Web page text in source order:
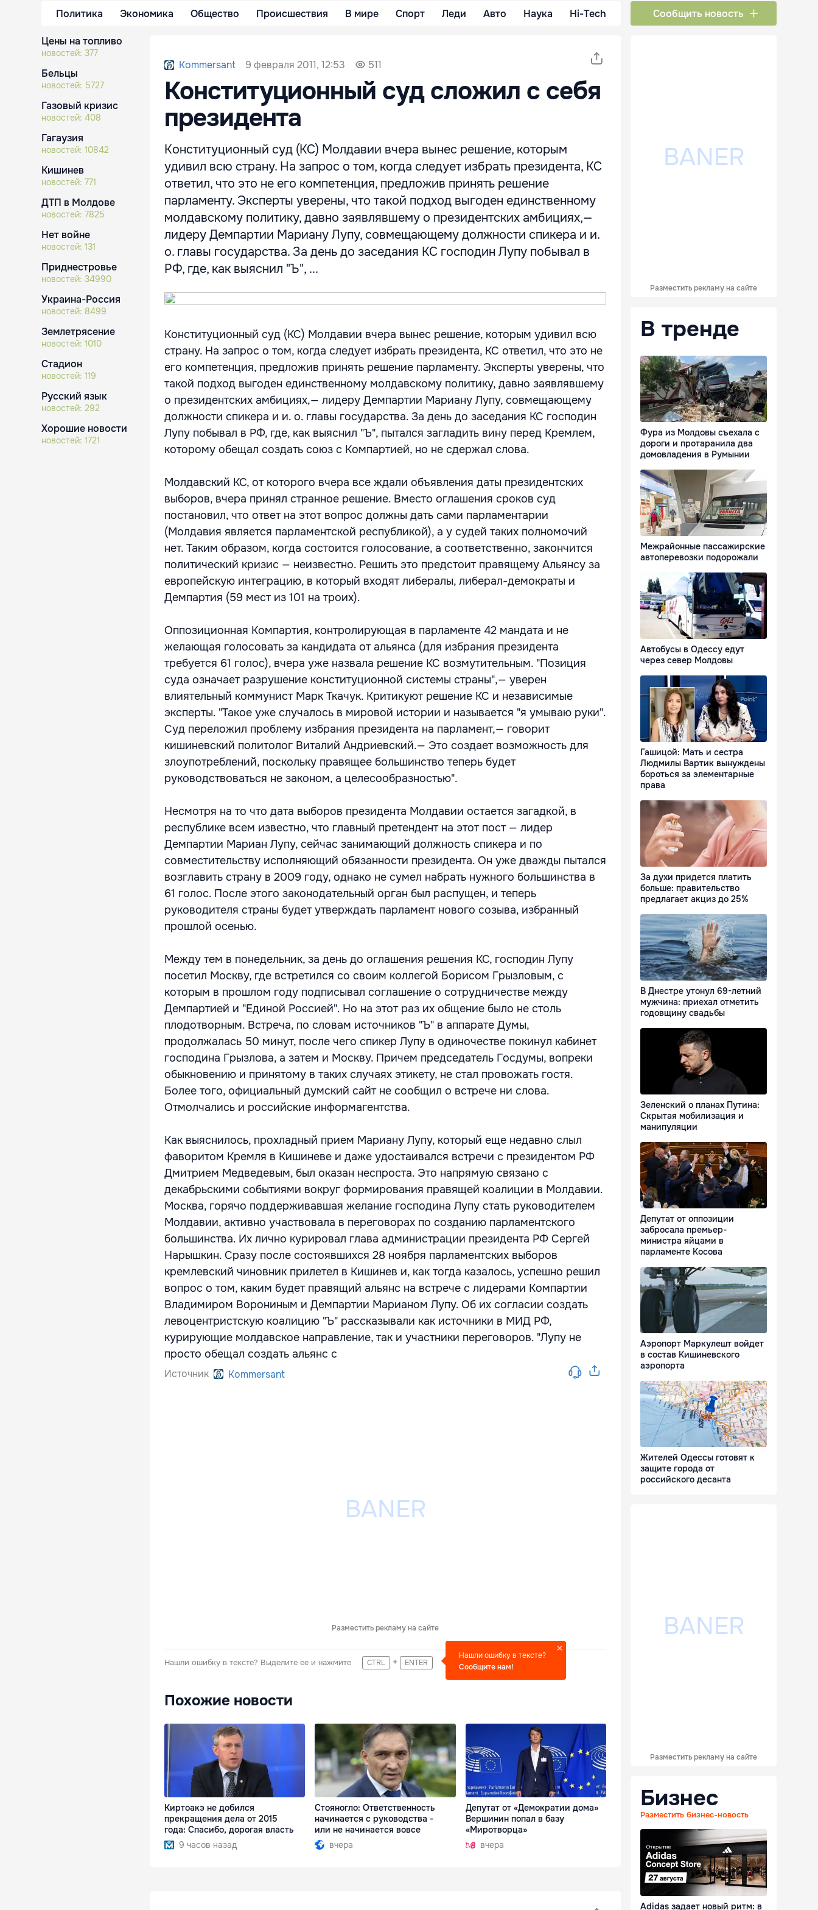
Политика Экономика Общество Происшествия В мире Спорт Леди Авто Наука Hi-Tech Сообщить новость
Цены на топливо
новостей: 377
Бельцы
новостей: 5727
Газовый кризис
новостей: 408
Гагаузия
новостей: 10842
Кишинев
новостей: 771
ДТП в Молдове
новостей: 7825
Нет войне
новостей: 131
Приднестровье
новостей: 34990
Украина-Россия
новостей: 8499
Землетрясение
новостей: 1010
Стадион
новостей: 119
Русский язык
новостей: 292
Хорошие новости
новостей: 1721
Kommersant 9 февраля 2011, 12:53 511
Конституционный суд сложил с себя
президента
Конституционный суд (КС) Молдавии вчера вынес решение, которым
удивил всю страну. На запрос о том, когда следует избрать президента, КС
ответил, что это не его компетенция, предложив принять решение
парламенту. Эксперты уверены, что такой подход выгоден единственному
молдавскому политику, давно заявлявшему о президентских амбициях,—
лидеру Демпартии Мариану Лупу, совмещающему должности спикера и и.
о. главы государства. За день до заседания КС господин Лупу побывал в
РФ, где, как выяснил "Ъ", ...
Конституционный суд (КС) Молдавии вчера вынес решение, которым удивил всю
страну. На запрос о том, когда следует избрать президента, КС ответил, что это не
его компетенция, предложив принять решение парламенту. Эксперты уверены, что
такой подход выгоден единственному молдавскому политику, давно заявлявшему
о президентских амбициях,— лидеру Демпартии Мариану Лупу, совмещающему
должности спикера и и. о. главы государства. За день до заседания КС господин
Лупу побывал в РФ, где, как выяснил "Ъ", пытался загладить вину перед Кремлем,
которому обещал создать союз с Компартией, но не сдержал слова.
Молдавский КС, от которого вчера все ждали объявления даты президентских
выборов, вчера принял странное решение. Вместо оглашения сроков суд
постановил, что ответ на этот вопрос должны дать сами парламентарии
(Молдавия является парламентской республикой), а у судей таких полномочий
нет. Таким образом, когда состоится голосование, а соответственно, закончится
политический кризис — неизвестно. Решить это предстоит правящему Альянсу за
европейскую интеграцию, в который входят либералы, либерал-демократы и
Демпартия (59 мест из 101 на троих).
Оппозиционная Компартия, контролирующая в парламенте 42 мандата и не
желающая голосовать за кандидата от альянса (для избрания президента
требуется 61 голос), вчера уже назвала решение КС возмутительным. "Позиция
суда означает разрушение конституционной системы страны",— уверен
влиятельный коммунист Марк Ткачук. Критикуют решение КС и независимые
эксперты. "Такое уже случалось в мировой истории и называется "я умываю руки".
Суд переложил проблему избрания президента на парламент,— говорит
кишиневский политолог Виталий Андриевский.— Это создает возможность для
злоупотреблений, поскольку правящее большинство теперь будет
руководствоваться не законом, а целесообразностью".
Несмотря на то что дата выборов президента Молдавии остается загадкой, в
республике всем известно, что главный претендент на этот пост — лидер
Демпартии Мариан Лупу, сейчас занимающий должность спикера и по
совместительству исполняющий обязанности президента. Он уже дважды пытался
возглавить страну в 2009 году, однако не сумел набрать нужного большинства в
61 голос. После этого законодательный орган был распущен, и теперь
руководителя страны будет утверждать парламент нового созыва, избранный
прошлой осенью.
Между тем в понедельник, за день до оглашения решения КС, господин Лупу
посетил Москву, где встретился со своим коллегой Борисом Грызловым, с
которым в прошлом году подписывал соглашение о сотрудничестве между
Демпартией и "Единой Россией". Но на этот раз их общение было не столь
плодотворным. Встреча, по словам источников "Ъ" в аппарате Думы,
продолжалась 50 минут, после чего спикер Лупу в одиночестве покинул кабинет
господина Грызлова, а затем и Москву. Причем председатель Госдумы, вопреки
обыкновению и принятому в таких случаях этикету, не стал провожать гостя.
Более того, официальный думский сайт не сообщил о встрече ни слова.
Отмолчались и российские информагентства.
Как выяснилось, прохладный прием Мариану Лупу, который еще недавно слыл
фаворитом Кремля в Кишиневе и даже удостаивался встречи с президентом РФ
Дмитрием Медведевым, был оказан неспроста. Это напрямую связано с
декабрьскими событиями вокруг формирования правящей коалиции в Молдавии.
Москва, горячо поддерживавшая желание господина Лупу стать руководителем
Молдавии, активно участвовала в переговорах по созданию парламентского
большинства. Их лично курировал глава администрации президента РФ Сергей
Нарышкин. Сразу после состоявшихся 28 ноября парламентских выборов
кремлевский чиновник прилетел в Кишинев и, как тогда казалось, успешно решил
вопрос о том, каким будет правящий альянс на встрече с лидерами Компартии
Владимиром Ворониным и Демпартии Марианом Лупу. Об их согласии создать
левоцентристскую коалицию "Ъ" рассказывали как источники в МИД РФ,
курирующие молдавское направление, так и участники переговоров. "Лупу не
просто обещал создать альянс с
Источник Kommersant
Разместить рекламу на сайте
Нашли ошибку в тексте? Выделите ее и нажмите CTRL + ENTER
Нашли ошибку в тексте?
Сообщите нам!
Похожие новости
Киртоакэ не добился
прекращения дела от 2015
года: Спасибо, дорогая власть
9 часов назад
Стояногло: Ответственность
начинается с руководства -
или не начинается вовсе
вчера
Депутат от «Демократии дома»
Вершинин попал в базу
«Миротворца»
вчера
Разместить рекламу на сайте
В тренде
Фура из Молдовы съехала с
дороги и протаранила два
домовладения в Румынии
Межрайонные пассажирские
автоперевозки подорожали
Автобусы в Одессу едут
через север Молдовы
Гашицой: Мать и сестра
Людмилы Вартик вынуждены
бороться за элементарные
права
За духи придется платить
больше: правительство
предлагает акциз до 25%
В Днестре утонул 69-летний
мужчина: приехал отметить
годовщину свадьбы
Зеленский о планах Путина:
Скрытая мобилизация и
манипуляции
Депутат от оппозиции
забросала премьер-
министра яйцами в
парламенте Косова
Аэропорт Маркулешт войдет
в состав Кишиневского
аэропорта
Жителей Одессы готовят к
защите города от
российского десанта
Разместить рекламу на сайте
Бизнес
Разместить бизнес-новость
Adidas задает новый ритм: в